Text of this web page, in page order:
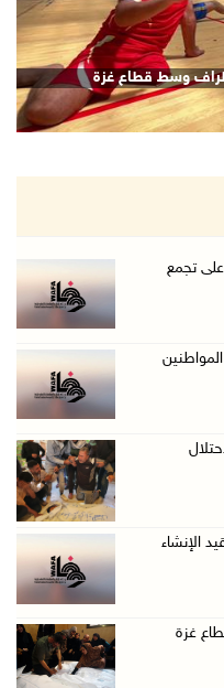
وسط قطاع غزة
على تجمع
الإنشاء
في قطاع غزة